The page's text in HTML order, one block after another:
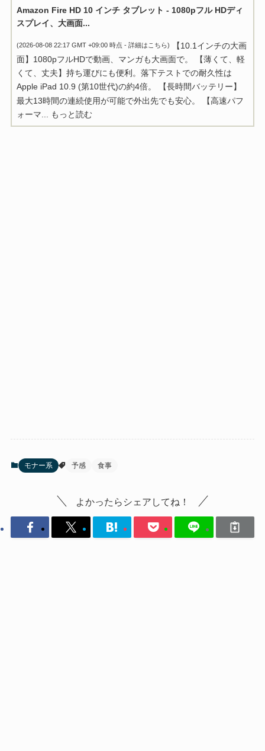
Amazon Fire HD 10 インチ タブレット - 1080pフル HDディ
スプレイ、大画面...
(2026-08-08 22:17 GMT +09:00 時点 - 詳細はこちら)
【10.1インチの大画
面】1080pフルHDで動画、マンガも大画面で。 【薄くて、軽
くて、丈夫】持ち運びにも便利。落下テストでの耐久性は
Apple iPad 10.9 (第10世代)の約4倍。 【長時間バッテリー】
最大13時間の連続使用が可能で外出先でも安心。 【高速パフ
ォーマ...
もっと読む
モナー系 予感 食事
よかったらシェアしてね！